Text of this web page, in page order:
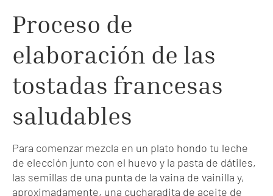
Proceso de
elaboración de las
tostadas francesas
saludables
Para comenzar mezcla en un plato hondo tu leche
de elección junto con el huevo y la pasta de dátiles,
las semillas de una punta de la vaina de vainilla y,
aproximadamente, una cucharadita de aceite de